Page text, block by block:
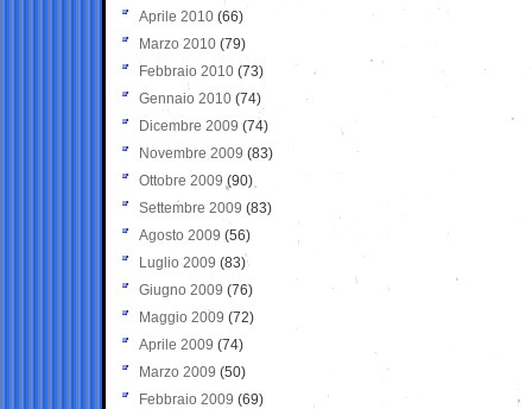
Aprile 2010 (66)
Marzo 2010 (79)
Febbraio 2010 (73)
Gennaio 2010 (74)
Dicembre 2009 (74)
Novembre 2009 (83)
Ottobre 2009 (90)
Settembre 2009 (83)
Agosto 2009 (56)
Luglio 2009 (83)
Giugno 2009 (76)
Maggio 2009 (72)
Aprile 2009 (74)
Marzo 2009 (50)
Febbraio 2009 (69)